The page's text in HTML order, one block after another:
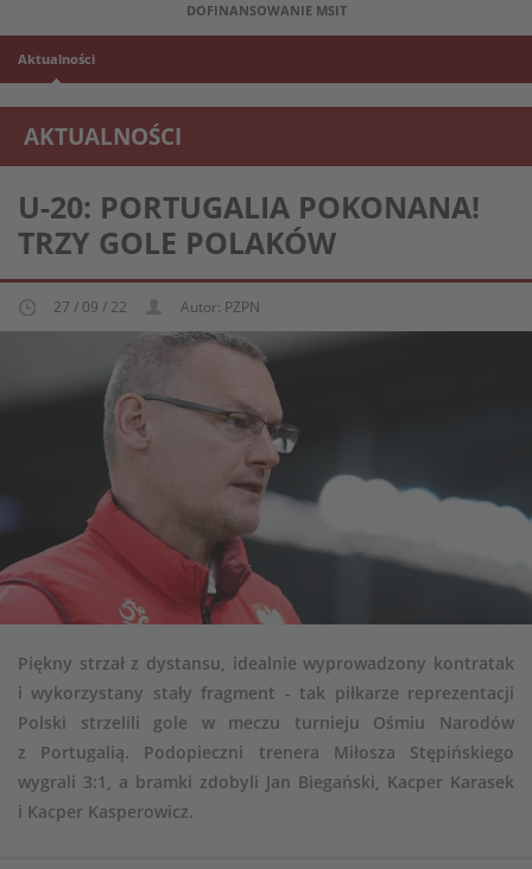
DOFINANSOWANIE MSIT
Aktualności
AKTUALNOŚCI
REPREZENTACJA MŁODZIEŻOWA U-20
U-20: PORTUGALIA POKONANA!
TRZY GOLE POLAKÓW
27 / 09 / 22 Autor: PZPN
Piękny strzał z dystansu, idealnie wyprowadzony kontratak
i wykorzystany stały fragment - tak piłkarze reprezentacji
Polski strzelili gole w meczu turnieju Ośmiu Narodów
z Portugalią. Podopieczni trenera Miłosza Stępińskiego
wygrali 3:1, a bramki zdobyli Jan Biegański, Kacper Karasek
i Kacper Kasperowicz.